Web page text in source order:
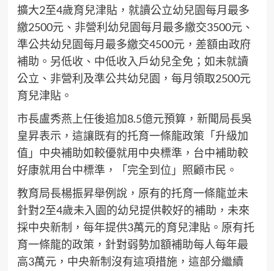
擴大2至4歲育兒津貼，就讀公立幼兒園每月最多
繳2500元、非營利幼兒園每月最多繳交3500元、
準公共幼兒園每月最多繳交4500元，差額由政府
補助。另低收、中低收入戶幼兒全免；如未就讀
公立、非營利及準公共幼兒園，每月領取2500元
育兒津貼。
市長盧秀燕上任後追加8.5億元預算，新聞局長吳
皇昇表示，這讓既有的托育一條龍政策「升級加
值」中央補助如較優就用中央標準，台中補助較
好康就用台中標準，「完全到位」照顧市民。
教育局長楊振昇舉例說，原有的托育一條龍並未
針對2至4歲未入園的幼兒提供較好的補助，未來
採中央新制，每年提供3萬元的育兒津貼。原有托
育一條龍的政策，針對弱勢加額補助每人每年最
高3萬元，中央新制沒有這項措施，這部分繼續